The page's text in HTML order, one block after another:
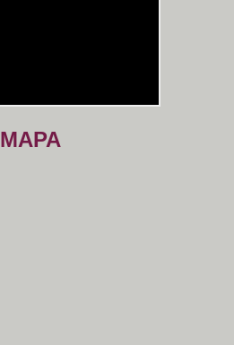
MAPA